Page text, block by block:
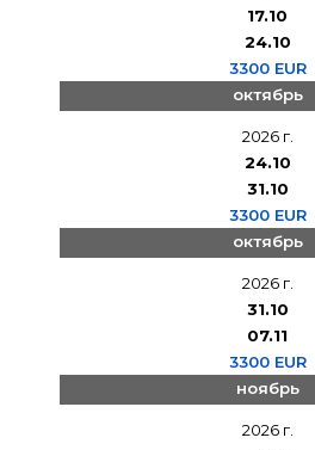
17.10
24.10
3300 EUR
октябрь
2026 г.
24.10
31.10
3300 EUR
октябрь
2026 г.
31.10
07.11
3300 EUR
ноябрь
2026 г.